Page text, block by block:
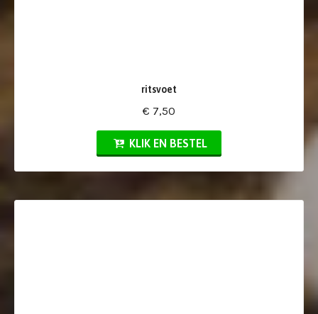
ritsvoet
€ 7,50
KLIK EN BESTEL